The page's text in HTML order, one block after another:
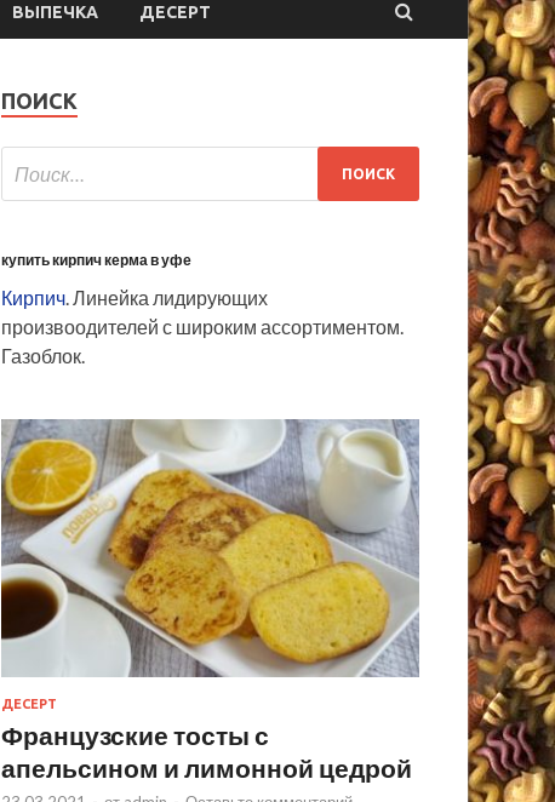
ВЫПЕЧКА ДЕСЕРТ
ПОИСК
купить кирпич керма в уфе
Кирпич. Линейка лидирующих
произвоодителей с широким ассортиментом.
Газоблок.
ДЕСЕРТ
Французские тосты с
апельсином и лимонной цедрой